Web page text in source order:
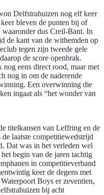
Delfstrahuizen nog elf keer
bleven de punten bij of
waaronder dus Creil-Bant. In
de kant van de withemden op
tegen zijn tweede gele
de score openbrak.
eens direct rood, maar met
nog in om de naderende
Een overwinning die
ingaat als “het wonder van
titelkansen van Leffring en de
laatste competitiewedstrijd
Dat was in het verleden wel
begin van de jaren tachtig
in competitieverband
keer de degens met
Boys er zeventien,
bij acht